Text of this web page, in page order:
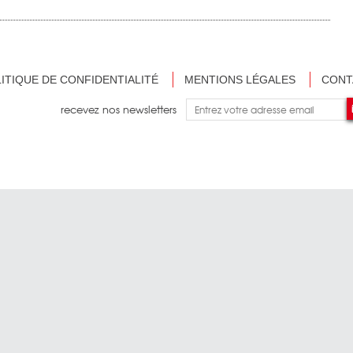
DE CONFIDENTIALITÉ MENTIONS LÉGALES
recevez nos newsletters